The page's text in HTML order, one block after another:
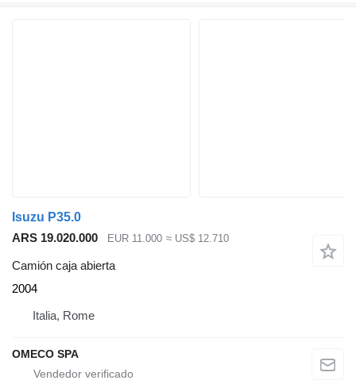
Isuzu P35.0
ARS 19.020.000
EUR 11.000 ≈ US$ 12.710
Camión caja abierta
2004
Italia, Rome
OMECO SPA